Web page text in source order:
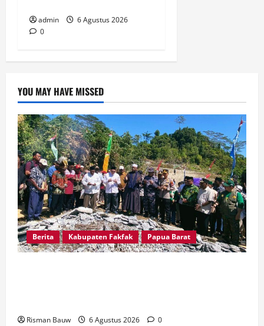
admin
6 Agustus 2026
0
YOU MAY HAVE MISSED
Berita Kabupaten Fakfak Papua Barat
Risman Bauw 6 Agustus 2026 0